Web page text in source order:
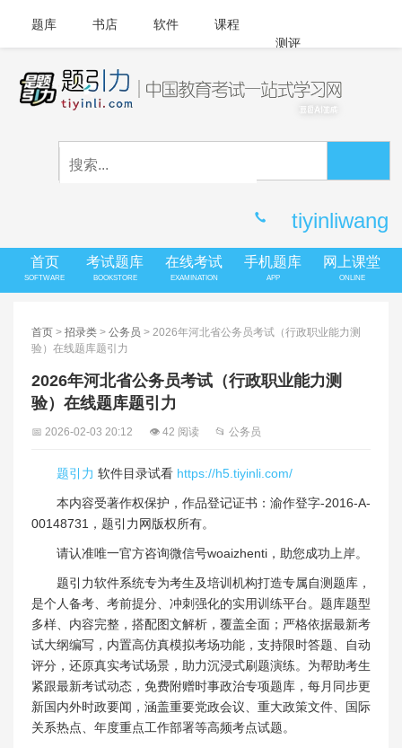
题库 书店 软件
课程
测评
APP下载
tiyinliwang
首页
SOFTWARE
考试题库
BOOKSTORE
在线考试
EXAMINATION
手机题库
APP
网上课堂
ONLINE
首页 > 招录类 > 公务员 > 2026年河北省公务员考试（行政职业能力测
验）在线题库题引力
2026年河北省公务员考试（行政职业能力测
验）在线题库题引力
📅 2026-02-03 20:12 👁 42 阅读 📂 公务员
题引力 软件目录试看 https://h5.tiyinli.com/
本内容受著作权保护，作品登记证书：渝作登字-2016-A-
00148731，题引力网版权所有。
请认准唯一官方咨询微信号woaizhenti，助您成功上岸。
题引力软件系统专为考生及培训机构打造专属自测题库，
是个人备考、考前提分、冲刺强化的实用训练平台。题库题型
多样、内容完整，搭配图文解析，覆盖全面；严格依据最新考
试大纲编写，内置高仿真模拟考场功能，支持限时答题、自动
评分，还原真实考试场景，助力沉浸式刷题演练。为帮助考生
紧跟最新考试动态，免费附赠时事政治专项题库，每月同步更
新国内外时政要闻，涵盖重要党政会议、重大政策文件、国际
关系热点、年度重点工作部署等高频考点试题。